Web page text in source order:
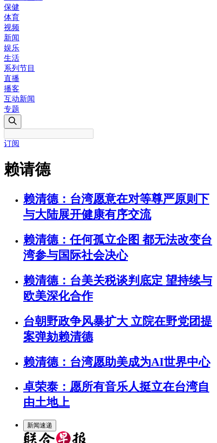
保健
体育
视频
新闻
娱乐
生活
系列节目
直播
播客
互动新闻
专题
订阅
赖请德
赖清德：台湾愿意在对等尊严原则下
与大陆展开健康有序交流
赖清德：任何孤立企图 都无法改变台
湾参与国际社会决心
赖清德：台美关税谈判底定 望持续与
欧美深化合作
台朝野政争风暴扩大 立院在野党团提
案弹劾赖清德
赖清德：台湾愿助美成为AI世界中心
卓荣泰：愿所有音乐人挺立在台湾自
由土地上
新闻速递